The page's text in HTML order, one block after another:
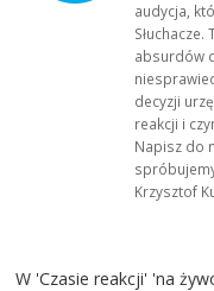
audycja,
absurdów
decyzji
reakcji i
Napisz do
Krzysztof
W 'Czasie reakcji' 'na